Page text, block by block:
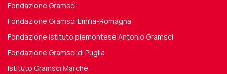
Fondazione Gramsci
Fondazione Gramsci Emilia-Romagna
Fondazione Istituto piemontese Antonio Gramsci
Fondazione Gramsci di Puglia
Istituto Gramsci Marche